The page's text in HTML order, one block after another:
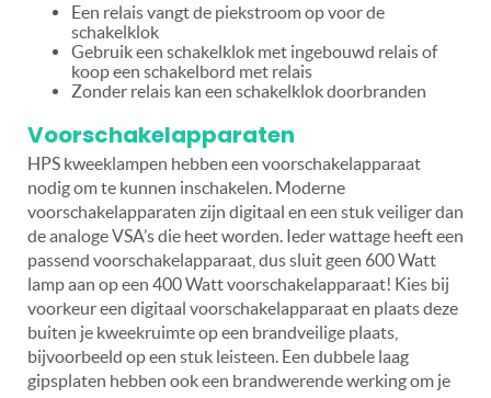
Een relais vangt de piekstroom op voor de
schakelklok
Gebruik een schakelklok met ingebouwd relais of
koop een schakelbord met relais
Zonder relais kan een schakelklok doorbranden
Voorschakelapparaten
HPS kweeklampen hebben een voorschakelapparaat
nodig om te kunnen inschakelen. Moderne
voorschakelapparaten zijn digitaal en een stuk veiliger dan
de analoge VSA’s die heet worden. Ieder wattage heeft een
passend voorschakelapparaat, dus sluit geen 600 Watt
lamp aan op een 400 Watt voorschakelapparaat! Kies bij
voorkeur een digitaal voorschakelapparaat en plaats deze
buiten je kweekruimte op een brandveilige plaats,
bijvoorbeeld op een stuk leisteen. Een dubbele laag
gipsplaten hebben ook een brandwerende werking om je